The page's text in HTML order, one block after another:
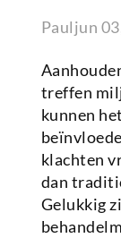
Pauljun
treffen
kunnen
klachten
dan
Gelukkig